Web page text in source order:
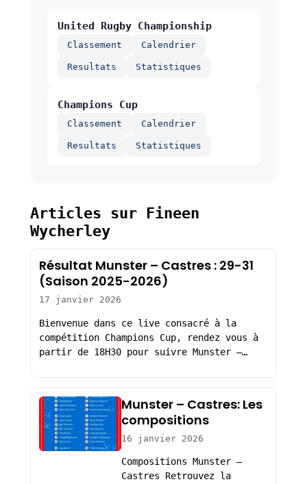
United Rugby Championship
Classement Calendrier
Resultats Statistiques
Champions Cup
Classement Calendrier
Resultats Statistiques
Articles sur Fineen
Wycherley
Résultat Munster – Castres : 29-31
(Saison 2025-2026)
17 janvier 2026
Bienvenue dans ce live consacré à la
compétition Champions Cup, rendez vous à
partir de 18H30 pour suivre Munster –…
Munster – Castres: Les
compositions
16 janvier 2026
Compositions Munster –
Castres Retrouvez la